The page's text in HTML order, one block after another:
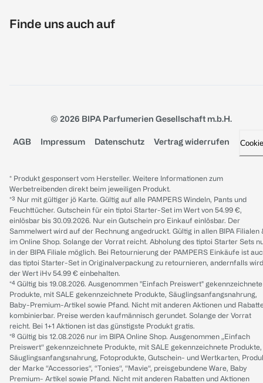
Finde uns auch auf
© 2026 BIPA Parfumerien Gesellschaft m.b.H.
AGB Impressum Datenschutz Vertrag widerrufen
* Produkt gesponsert vom Hersteller. Weitere Informationen zum
Werbetreibenden direkt beim jeweiligen Produkt.
*³ Nur mit gültiger jö Karte. Gültig auf alle PAMPERS Windeln, Pants und
Feuchttücher. Gutschein für ein tiptoi Starter-Set im Wert von 54.99 €,
einlösbar bis 30.09.2026. Nur ein Gutschein pro Einkauf einlösbar. Der
Sammelwert wird auf der Rechnung angedruckt. Gültig in allen BIPA Filialen
im Online Shop. Solange der Vorrat reicht. Abholung des tiptoi Starter Sets
in der BIPA Filiale möglich. Bei Retournierung der PAMPERS Einkäufe ist
das tiptoi Starter-Set in Originalverpackung zu retournieren, andernfalls wird
der Wert iHv 54.99 € einbehalten.
*⁴ Gültig bis 19.08.2026. Ausgenommen "Einfach Preiswert" gekennzeichnete
Produkte, mit SALE gekennzeichnete Produkte, Säuglingsanfangsnahrung,
Baby-Premium-Artikel sowie Pfand. Nicht mit anderen Aktionen und
kombinierbar. Preise werden kaufmännisch gerundet. Solange der Vorrat
reicht. Bei 1+1 Aktionen ist das günstigste Produkt gratis.
*⁸ Gültig bis 12.08.2026 nur im BIPA Online Shop. Ausgenommen „Einfach
Preiswert“ gekennzeichnete Produkte, mit SALE gekennzeichnete Produkte,
Säuglingsanfangsnahrung, Fotoprodukte, Gutschein- und Wertkarten,
der Marke “Accessories“, “Tonies“, “Mavie“, preisgebundene Ware, Baby
Premium- Artikel sowie Pfand. Nicht mit anderen Rabatten und Aktionen